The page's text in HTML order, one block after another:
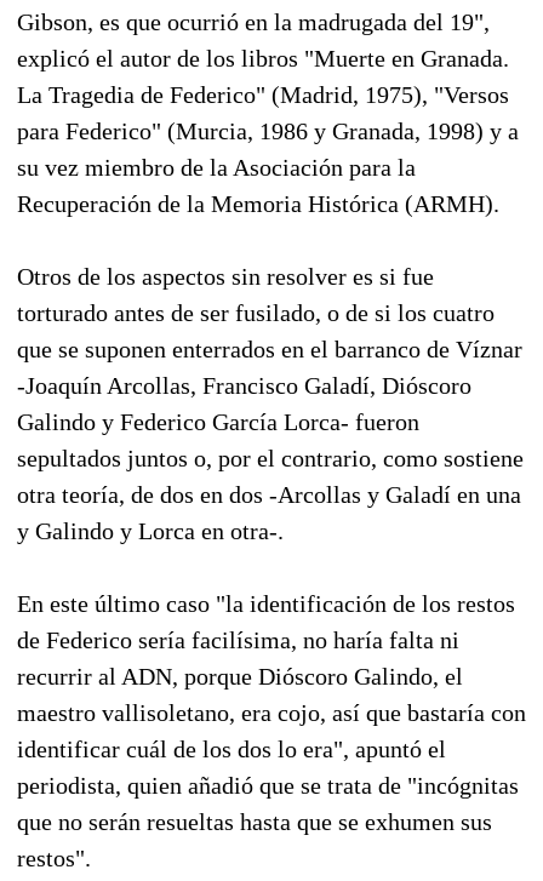
Gibson, es que ocurrió en la madrugada del 19",
explicó el autor de los libros "Muerte en Granada.
La Tragedia de Federico" (Madrid, 1975), "Versos
para Federico" (Murcia, 1986 y Granada, 1998) y a
su vez miembro de la Asociación para la
Recuperación de la Memoria Histórica (ARMH).
Otros de los aspectos sin resolver es si fue
torturado antes de ser fusilado, o de si los cuatro
que se suponen enterrados en el barranco de Víznar
-Joaquín Arcollas, Francisco Galadí, Dióscoro
Galindo y Federico García Lorca- fueron
sepultados juntos o, por el contrario, como sostiene
otra teoría, de dos en dos -Arcollas y Galadí en una
y Galindo y Lorca en otra-.
En este último caso "la identificación de los restos
de Federico sería facilísima, no haría falta ni
recurrir al ADN, porque Dióscoro Galindo, el
maestro vallisoletano, era cojo, así que bastaría con
identificar cuál de los dos lo era", apuntó el
periodista, quien añadió que se trata de "incógnitas
que no serán resueltas hasta que se exhumen sus
restos".